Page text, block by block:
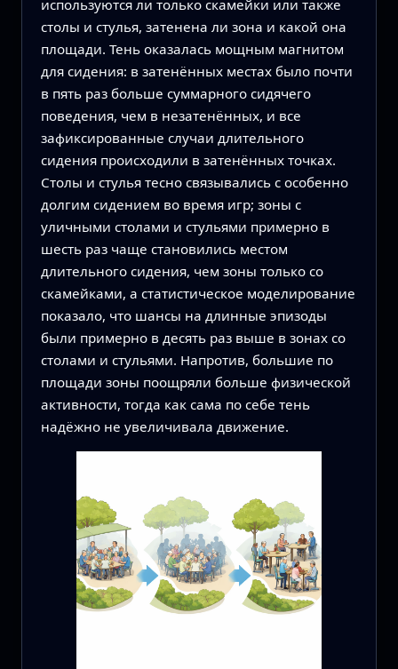
используются ли только скамейки или также
столы и стулья, затенена ли зона и какой она
площади. Тень оказалась мощным магнитом
для сидения: в затенённых местах было почти
в пять раз больше суммарного сидячего
поведения, чем в незатенённых, и все
зафиксированные случаи длительного
сидения происходили в затенённых точках.
Столы и стулья тесно связывались с особенно
долгим сидением во время игр; зоны с
уличными столами и стульями примерно в
шесть раз чаще становились местом
длительного сидения, чем зоны только со
скамейками, а статистическое моделирование
показало, что шансы на длинные эпизоды
были примерно в десять раз выше в зонах со
столами и стульями. Напротив, большие по
площади зоны поощряли больше физической
активности, тогда как сама по себе тень
надёжно не увеличивала движение.